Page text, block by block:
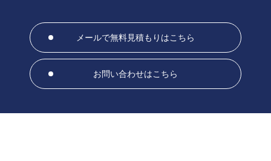
メールで無料見積もりはこちら
お問い合わせはこちら